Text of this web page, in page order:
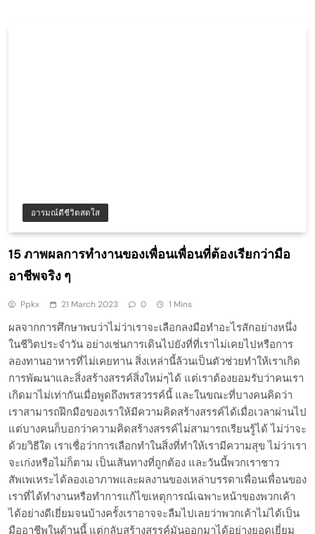
อารมณ์ดีชีวิตสดใส
15 ภาพผลการทำงานของเพื่อนเพื่อนที่ต้องเรียกว่ามือ
อาชีพจริง ๆ
Ppkx 21 March 2023 0 1 Mins
ผลจากการศึกษาพบว่าไม่ว่าเราจะเลือกลงมือทำอะไรสักอย่างหนึ่ง
ในชีวิตประจำวัน อย่างเช่นการเดินไปยังที่ที่เราไม่เคยไปหรือการ
ลองทานอาหารที่ไม่เคยทาน สิ่งเหล่านี้ล้วนเป็นตัวช่วยทำให้เราเกิด
การพัฒนาและสิ่งสร้างสรรค์สิ่งใหม่ๆได้ แต่เราต้องยอมรับว่าคนเรา
เกิดมาไม่เท่ากันเมื่อพูดถึงพรสวรรค์นี้ และในขณะที่บางคนคิดว่า
เราสามารถฝึกมือของเราให้มีความคิดสร้างสรรค์ได้เมื่อเวลาผ่านไป
แต่บางคนก็บอกว่าความคิดสร้างสรรค์ไม่สามารถเรียนรู้ได้ ไม่ว่าจะ
ด้วยวิธีใด เราเชื่อว่าการเลือกทำในสิ่งที่ทำให้เรามีความสุข ไม่ว่าเรา
จะเก่งหรือไม่ก็ตาม เป็นเส้นทางที่ถูกต้อง และวันนี้พวกเราชาว
สัพเพเหระได้ลองเอาภาพและผลงานของเหล่าบรรดาเพื่อนเพื่อนของ
เราที่ได้ทำงานหรือทำการแก้ไขเหตุการณ์เฉพาะหน้าของพวกเค้า
ได้อย่างดีเยี่ยมจนบ้างครั้งเราอาจจะลืมไปเลยว่าพวกเค้าไม่ได้เป็น
มืออาชีพในด้านนี้ แต่กลับสร้างสรรค์มันออกมาได้อย่างยอดเยี่ยม